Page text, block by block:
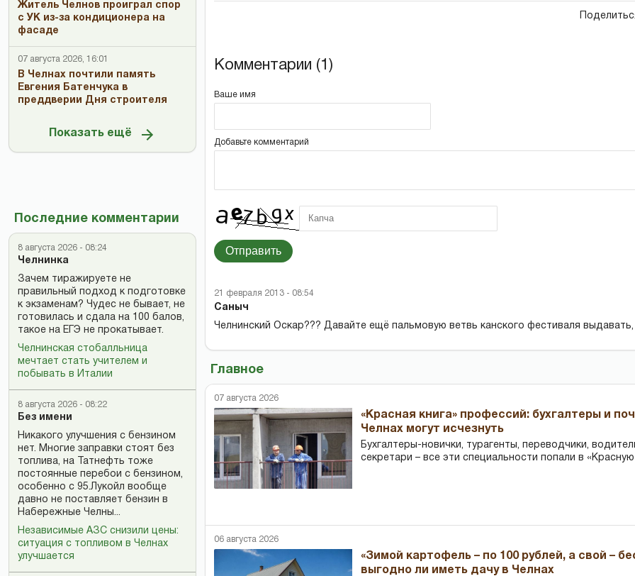
Житель Челнов проиграл спор
с УК из-за кондиционера на
фасаде
07 августа 2026, 16:01
В Челнах почтили память
Евгения Батенчука в
преддверии Дня строителя
Показать ещё
Последние комментарии
8 августа 2026 - 08:24
Челнинка
Зачем тиражируете не
правильный подход к подготовке
к экзаменам? Чудес не бывает, не
готовилась и сдала на 100 балов,
такое на ЕГЭ не прокатывает.
Челнинская стобалльница
мечтает стать учителем и
побывать в Италии
8 августа 2026 - 08:22
Без имени
Никакого улучшения с бензином
нет. Многие заправки стоят без
топлива, на Татнефть тоже
постоянные перебои с бензином,
особенно с 95.Лукойл вообще
давно не поставляет бензин в
Набережные Челны...
Независимые АЗС снизили цены:
ситуация с топливом в Челнах
улучшается
Комментарии (1)
Ваше имя
Добавьте комментарий
Отправить
21 февраля 2013 - 08:54
Саныч
Челнинский Оскар??? Давайте ещё пальмовую ветвь канского фестиваля
Главное
07 августа 2026
«Красная книга» профессий: бухгалтеры и
Челнах могут исчезнуть
Бухгалтеры-новички, тур­агенты, переводчики,
секретари – все эти специальности попали в
06 августа 2026
«Зимой картофель – по 100 рублей, а свой –
выгодно ли иметь дачу в Челнах